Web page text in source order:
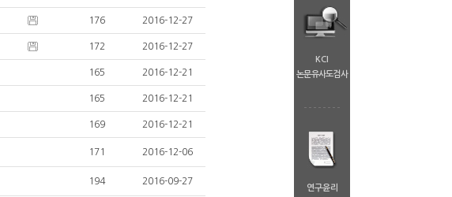
KCI
논문유사도검사
연구윤리
176 2016-12-27
172 2016-12-27
165 2016-12-21
165 2016-12-21
169 2016-12-21
171 2016-12-06
194 2016-09-27